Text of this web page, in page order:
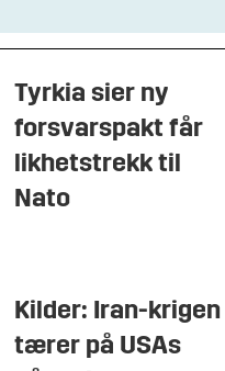
Tyrkia sier ny
forsvarspakt får
likhetstrekk til
Nato
Kilder: Iran-krigen
tærer på USAs